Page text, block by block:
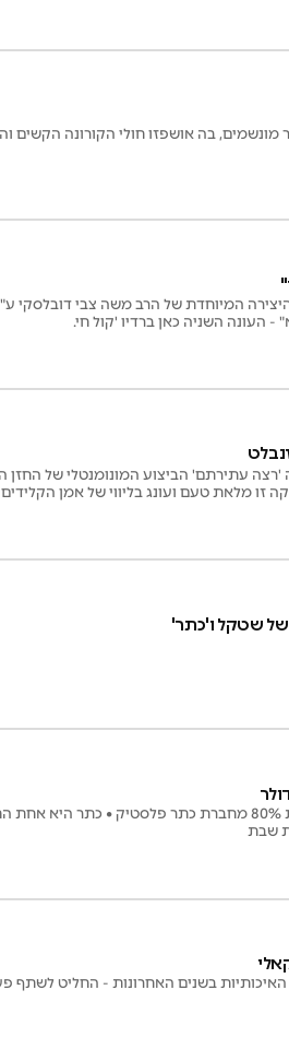
בה אושפזו חולי הקורונה הקשים
המיוחדת של הרב משה צבי דובלסקי
העונה השניה כאן ברדיו 'קול חי.
עתירתם' הביצוע המונומנטלי של החזן
זו מלאת טעם ועונג בליווי של אמן
של שטקל ו'כתר'
עסקת העשור בתעשייה הישראלית • חברה לונדונית רוכשת 80% מחברת כתר
שבת
בשנים האחרונות - החליט לשתף